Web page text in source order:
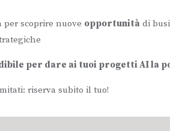
per scoprire nuove opportunità di
per dare ai tuoi progetti AI la
riserva subito il tuo!